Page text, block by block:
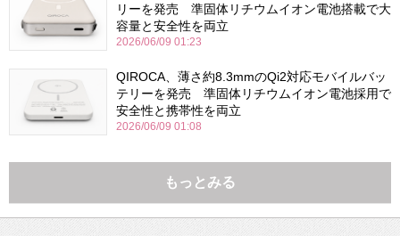
リーを発売 準固体リチウムイオン電池搭載で大
容量と安全性を両立
2026/06/09 01:23
QIROCA、薄さ約8.3mmのQi2対応モバイルバッ
テリーを発売 準固体リチウムイオン電池採用で
安全性と携帯性を両立
2026/06/09 01:08
もっとみる